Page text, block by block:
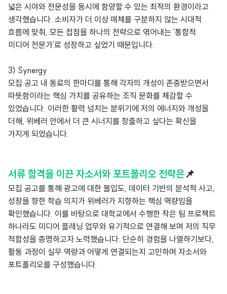
넓은 시야와 전문성을 동시에 함양할 수 있는 최적의 환경이라고
생각했습니다. 소비자가 더 이상 매체를 구분하지 않는 시대적
흐름에 맞춰, 모든 접점을 하나의 전략으로 엮어내는 '통합적
미디어 전문가'로 성장하고 싶었기 때문입니다.
3) Synergy
모집 공고 내 동료의 한마디를 통해 각자의 개성이 존중받으면서
따뜻함이라는 핵심 가치를 공유하는 조직 문화를 체감할 수
있었습니다. 이러한 활력 넘치는 분위기에 저의 에너지와 개성을
더해, 위베러 안에서 더 큰 시너지를 창출하고 싶다는 확신을
가지게 되었습니다.
서류 합격을 이끈 자소서와 포트폴리오 전략은📌
모집 공고를 통해 광고에 대한 몰입도, 데이터 기반의 분석적 사고,
성장을 향한 학습 의지가 위베러가 지향하는 핵심 역량임을
확인했습니다. 이를 바탕으로 대학교에서 수행한 작은 팀 프로젝트
하나라도 미디어 플래닝 업무와 유기적으로 연결해 보며 저의 직무
적합성을 증명하고자 노력했습니다. 단순히 경험을 나열하기보다,
활동 과정이 실무 역량과 어떻게 연결되는지 고민하며 자소서와
포트폴리오를 구성했습니다.